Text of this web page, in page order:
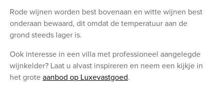
Rode wijnen worden best bovenaan en witte wijnen best
onderaan bewaard, dit omdat de temperatuur aan de
grond steeds lager is.
Ook interesse in een villa met professioneel aangelegde
wijnkelder? Laat u alvast inspireren en neem een kijkje in
het grote aanbod op Luxevastgoed.